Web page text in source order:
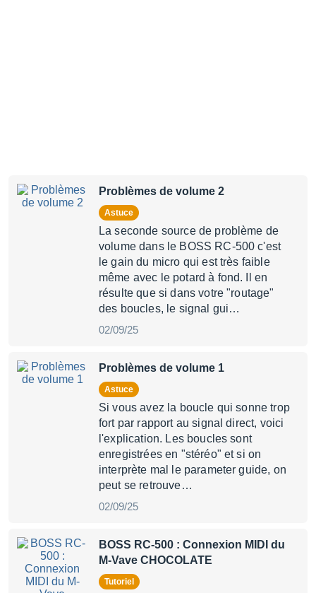
Problèmes de volume 2
Astuce
La seconde source de problème de
volume dans le BOSS RC-500 c'est
le gain du micro qui est très faible
même avec le potard à fond. Il en
résulte que si dans votre "routage"
des boucles, le signal gui…
02/09/25
Problèmes de volume 1
Astuce
Si vous avez la boucle qui sonne trop
fort par rapport au signal direct, voici
l'explication. Les boucles sont
enregistrées en "stéréo" et si on
interprète mal le parameter guide, on
peut se retrouve…
02/09/25
BOSS RC-500 : Connexion MIDI du
M-Vave CHOCOLATE
Tutoriel